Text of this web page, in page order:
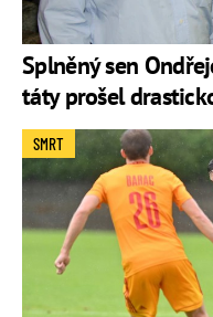
Splněný sen
táty prošel
SMRT